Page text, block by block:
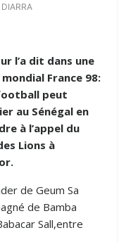
l’a dit dans une
France 98:
peut
au Sénégal en
à l’appel du
Lions à
de Geum Sa
de Bamba
Sall,entre